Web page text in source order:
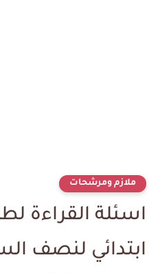
ملازم ومرشحات
اسئلة القراءة
ابتدائي لنصف